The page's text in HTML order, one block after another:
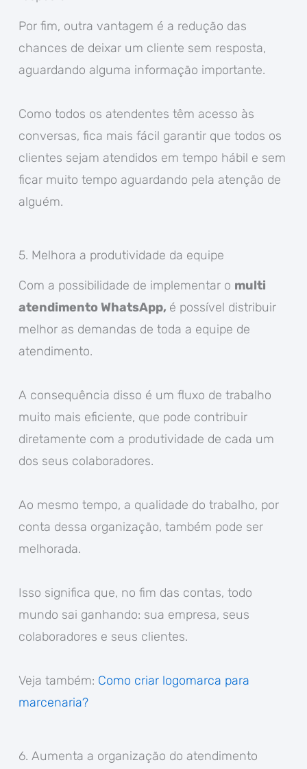
Por fim, outra vantagem é a redução das
chances de deixar um cliente sem resposta,
aguardando alguma informação importante.
Como todos os atendentes têm acesso às
conversas, fica mais fácil garantir que todos os
clientes sejam atendidos em tempo hábil e sem
ficar muito tempo aguardando pela atenção de
alguém.
5. Melhora a produtividade da equipe
Com a possibilidade de implementar o multi
atendimento WhatsApp, é possível distribuir
melhor as demandas de toda a equipe de
atendimento.
A consequência disso é um fluxo de trabalho
muito mais eficiente, que pode contribuir
diretamente com a produtividade de cada um
dos seus colaboradores.
Ao mesmo tempo, a qualidade do trabalho, por
conta dessa organização, também pode ser
melhorada.
Isso significa que, no fim das contas, todo
mundo sai ganhando: sua empresa, seus
colaboradores e seus clientes.
Veja também: Como criar logomarca para
marcenaria?
6. Aumenta a organização do atendimento